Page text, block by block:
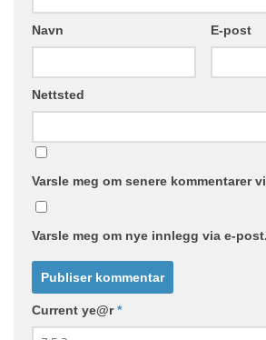
Navn E-post
Nettsted
Varsle meg om senere kommentarer
Varsle meg om nye innlegg via e-post.
Current ye@r*